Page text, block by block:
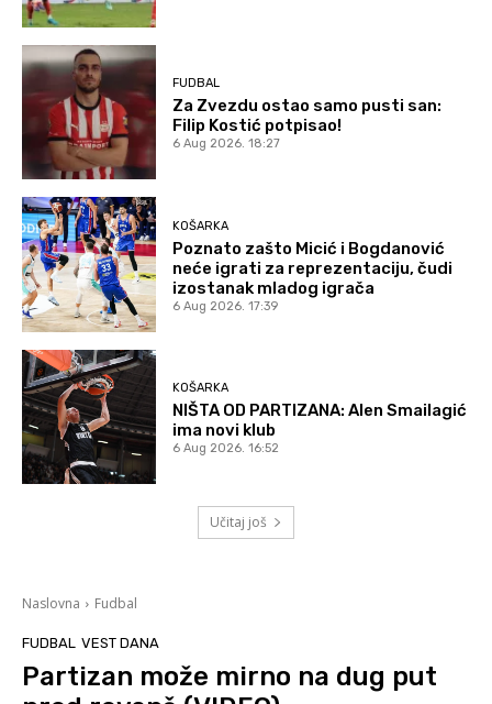
FUDBAL
Za Zvezdu ostao samo pusti san:
Filip Kostić potpisao!
6 Aug 2026. 18:27
KOŠARKA
Poznato zašto Micić i Bogdanović
neće igrati za reprezentaciju, čudi
izostanak mladog igrača
6 Aug 2026. 17:39
KOŠARKA
NIŠTA OD PARTIZANA: Alen Smailagić
ima novi klub
6 Aug 2026. 16:52
Učitaj još